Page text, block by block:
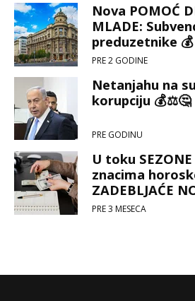
Nova POMOĆ
MLADE:
preduzetnike 💰
PRE 2 GODINE
Netanjahu na
korupciju 💰⚖️🤔
PRE GODINU
U toku
znacima
ZADEBLJAĆE
PRE 3 MESECA